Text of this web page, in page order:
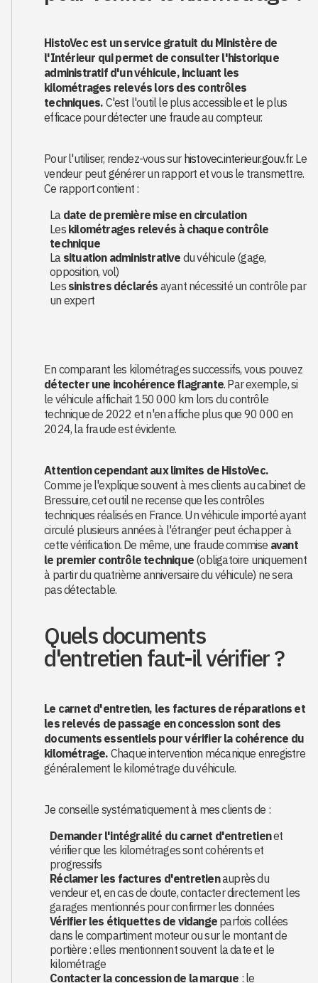
HistoVec est un service gratuit du Ministère de
l'Intérieur qui permet de consulter l'historique
administratif d'un véhicule, incluant les
kilométrages relevés lors des contrôles
techniques. C'est l'outil le plus accessible et le plus
efficace pour détecter une fraude au compteur.
Pour l'utiliser, rendez-vous sur histovec.interieur.gouv.fr. Le
vendeur peut générer un rapport et vous le transmettre.
Ce rapport contient :
La date de première mise en circulation
Les kilométrages relevés à chaque contrôle
technique
La situation administrative du véhicule (gage,
opposition, vol)
Les sinistres déclarés ayant nécessité un contrôle par
un expert
En comparant les kilométrages successifs, vous pouvez
détecter une incohérence flagrante. Par exemple, si
le véhicule affichait 150 000 km lors du contrôle
technique de 2022 et n'en affiche plus que 90 000 en
2024, la fraude est évidente.
Attention cependant aux limites de HistoVec.
Comme je l'explique souvent à mes clients au cabinet de
Bressuire, cet outil ne recense que les contrôles
techniques réalisés en France. Un véhicule importé ayant
circulé plusieurs années à l'étranger peut échapper à
cette vérification. De même, une fraude commise avant
le premier contrôle technique (obligatoire uniquement
à partir du quatrième anniversaire du véhicule) ne sera
pas détectable.
Quels documents
d'entretien faut-il vérifier ?
Le carnet d'entretien, les factures de réparations et
les relevés de passage en concession sont des
documents essentiels pour vérifier la cohérence du
kilométrage. Chaque intervention mécanique enregistre
généralement le kilométrage du véhicule.
Je conseille systématiquement à mes clients de :
Demander l'intégralité du carnet d'entretienet
vérifier que les kilométrages sont cohérents et
progressifs
Réclamer les factures d'entretienauprès du
vendeur et, en cas de doute, contacter directement les
garages mentionnés pour confirmer les données
Vérifier les étiquettes de vidange parfois collées
dans le compartiment moteur ou sur le montant de
portière : elles mentionnent souvent la date et le
kilométrage
Contacter la concession de la marque : le